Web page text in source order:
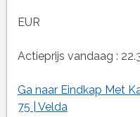
EUR
Actieprijs vandaag :
Ga naar Eindkap Met
75 | Velda